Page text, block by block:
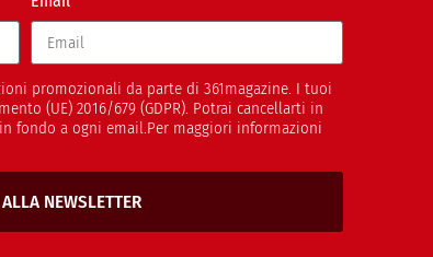
promozionali da parte di 361magazine. I tuoi
(UE) 2016/679 (GDPR). Potrai cancellarti in
fondo a ogni email.Per maggiori informazioni
NEWSLETTER